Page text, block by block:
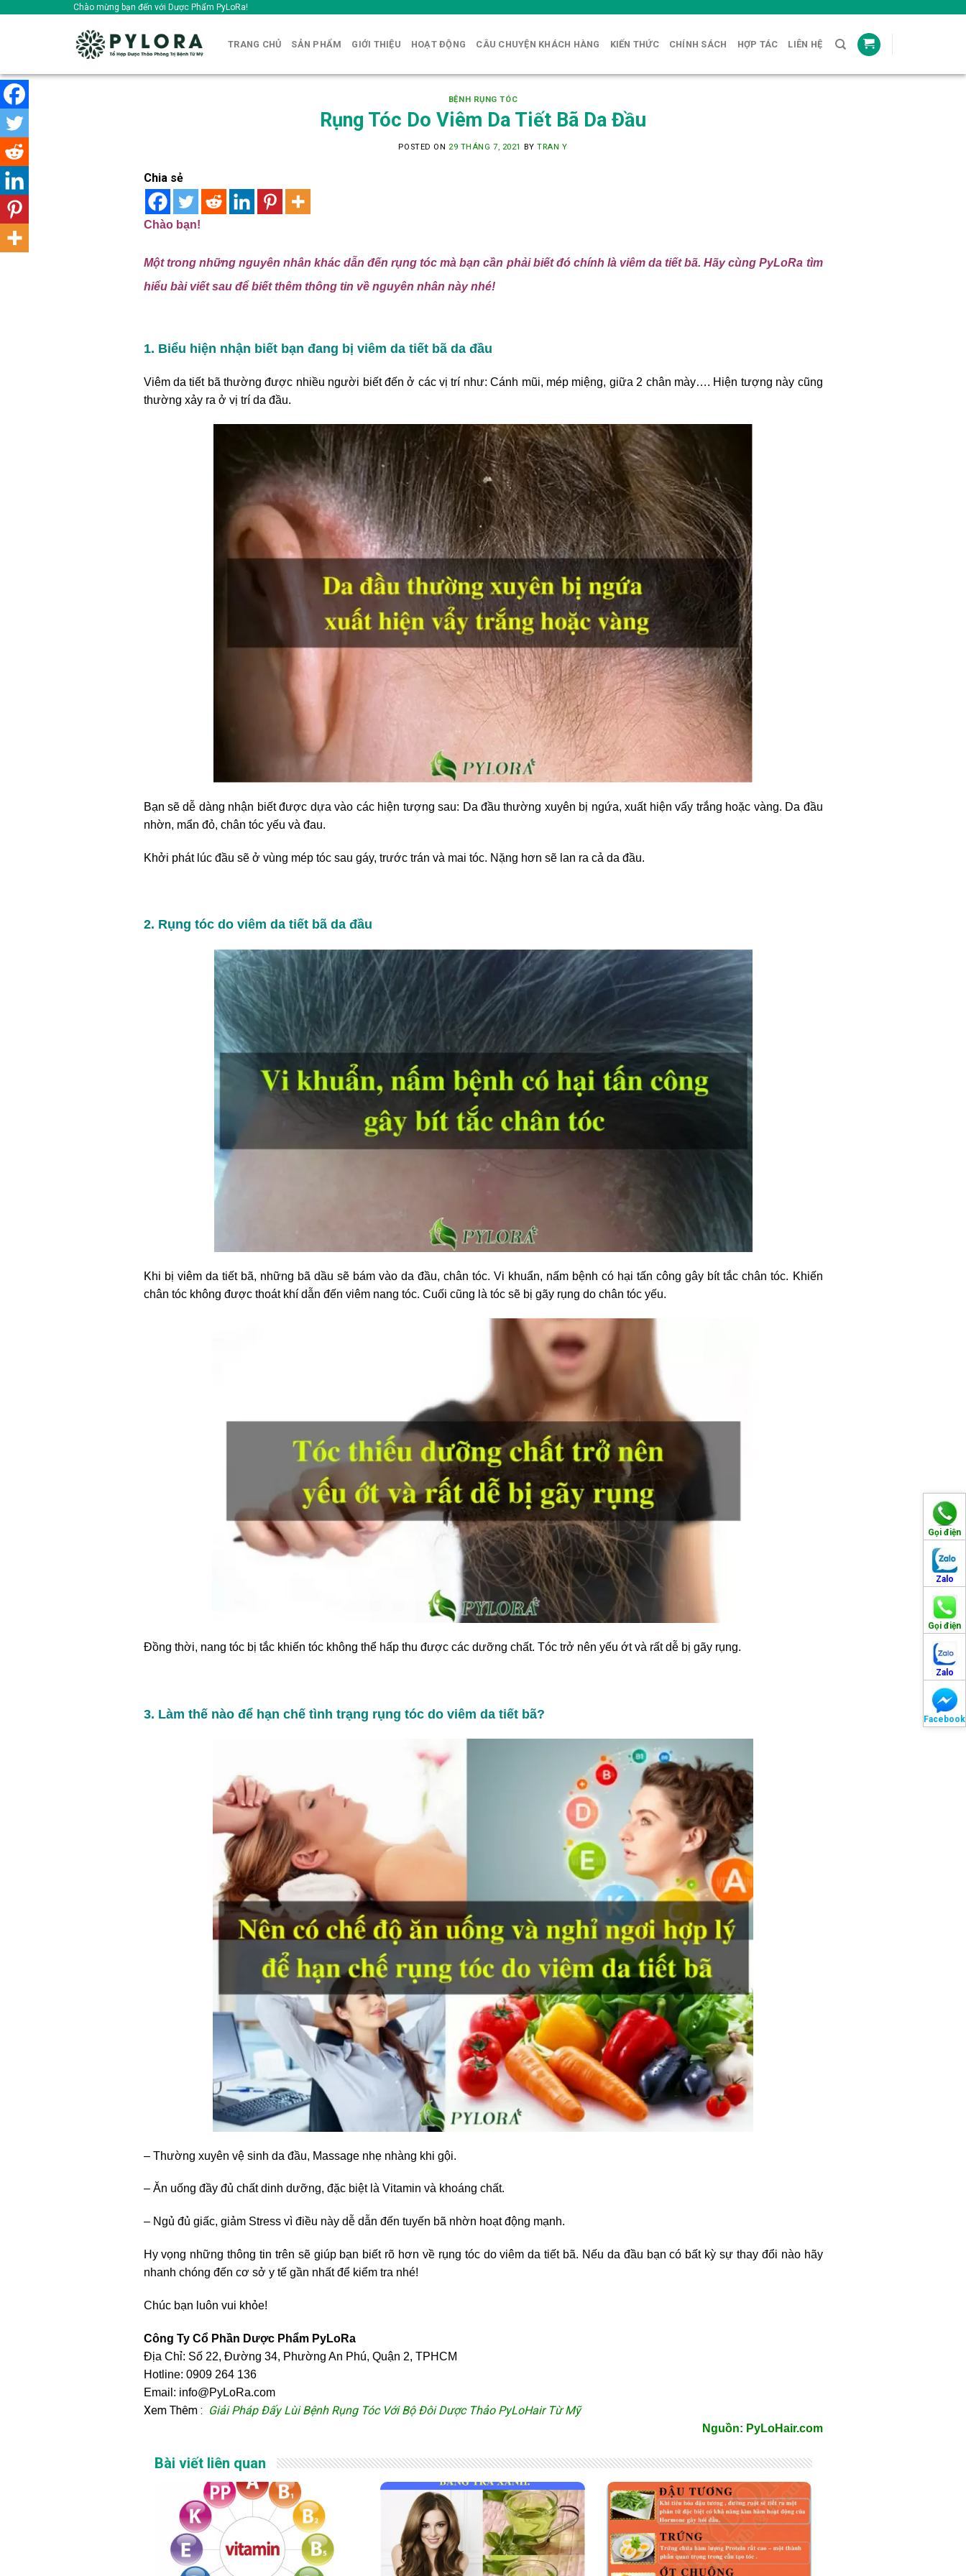
Chào mừng bạn đến với Dược Phẩm PyLoRa!
TRANG CHỦ SẢN PHẨM GIỚI THIỆU HOẠT ĐỘNG CÂU CHUYỆN KHÁCH HÀNG KIẾN THỨC CHÍNH SÁCH HỢP TÁC LIÊN HỆ
Gọi điện
Zalo
Gọi điện
Zalo
Facebook
BỆNH RỤNG TÓC
Rụng Tóc Do Viêm Da Tiết Bã Da Đầu
POSTED ON 29 THÁNG 7, 2021 BYTRAN Y
Chia sẻ
Chào bạn!
Một trong những nguyên nhân khác dẫn đến rụng tóc mà bạn cần phải biết đó chính là viêm da tiết bã. Hãy cùng PyLoRa tìm
hiểu bài viết sau để biết thêm thông tin về nguyên nhân này nhé!
1. Biểu hiện nhận biết bạn đang bị viêm da tiết bã da đầu
Viêm da tiết bã thường được nhiều người biết đến ở các vị trí như: Cánh mũi, mép miệng, giữa 2 chân mày…. Hiện tượng này cũng
thường xảy ra ở vị trí da đầu.
Bạn sẽ dễ dàng nhận biết được dựa vào các hiện tượng sau: Da đầu thường xuyên bị ngứa, xuất hiện vẩy trắng hoặc vàng. Da đầu
nhờn, mẩn đỏ, chân tóc yếu và đau.
Khởi phát lúc đầu sẽ ở vùng mép tóc sau gáy, trước trán và mai tóc. Nặng hơn sẽ lan ra cả da đầu.
2. Rụng tóc do viêm da tiết bã da đầu
Khi bị viêm da tiết bã, những bã dầu sẽ bám vào da đầu, chân tóc. Vi khuẩn, nấm bệnh có hại tấn công gây bít tắc chân tóc. Khiến
chân tóc không được thoát khí dẫn đến viêm nang tóc. Cuối cũng là tóc sẽ bị gãy rụng do chân tóc yếu.
Đồng thời, nang tóc bị tắc khiến tóc không thể hấp thu được các dưỡng chất. Tóc trở nên yếu ớt và rất dễ bị gãy rụng.
3. Làm thế nào để hạn chế tình trạng rụng tóc do viêm da tiết bã?
– Thường xuyên vệ sinh da đầu, Massage nhẹ nhàng khi gội.
– Ăn uống đầy đủ chất dinh dưỡng, đặc biệt là Vitamin và khoáng chất.
– Ngủ đủ giấc, giảm Stress vì điều này dễ dẫn đến tuyến bã nhờn hoạt động mạnh.
Hy vọng những thông tin trên sẽ giúp bạn biết rõ hơn về rụng tóc do viêm da tiết bã. Nếu da đầu bạn có bất kỳ sự thay đổi nào hãy
nhanh chóng đến cơ sở y tế gần nhất để kiểm tra nhé!
Chúc bạn luôn vui khỏe!
Công Ty Cổ Phần Dược Phẩm PyLoRa
Địa Chỉ: Số 22, Đường 34, Phường An Phú, Quận 2, TPHCM
Hotline: 0909 264 136
Email: info@PyLoRa.com
Xem Thêm : Giải Pháp Đấy Lùi Bệnh Rụng TócVới Bộ Đôi Dược Thảo PyLoHair Từ Mỹ
Nguồn: PyLoHair.com
Bài viết liên quan